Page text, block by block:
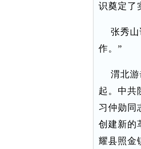
识奠定了
张秀山
作。”
渭北游
起。中共
习仲勋同
创建新的
耀县照金